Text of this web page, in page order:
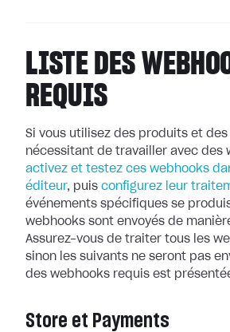
LISTE DES
REQUIS
Si vous utilisez des produits et
nécessitant de travailler avec des
activez et testez ces webhooks
éditeur, puis configurez leur
événements spécifiques se
webhooks sont envoyés de
Assurez-vous de traiter tous les
sinon les suivants ne seront pas
des webhooks requis est
Store et Payments